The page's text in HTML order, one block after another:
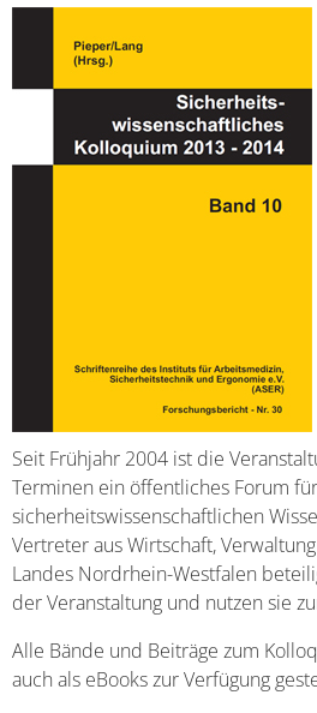
Seit Frühjahr 2004 ist die
Terminen ein öffentliches Forum
sicherheitswissenschaftlichen
Vertreter aus Wirtschaft,
Landes Nordrhein-Westfalen
der Veranstaltung und nutzen sie
Alle Bände und Beiträge zum
auch als eBooks zur Verfügung